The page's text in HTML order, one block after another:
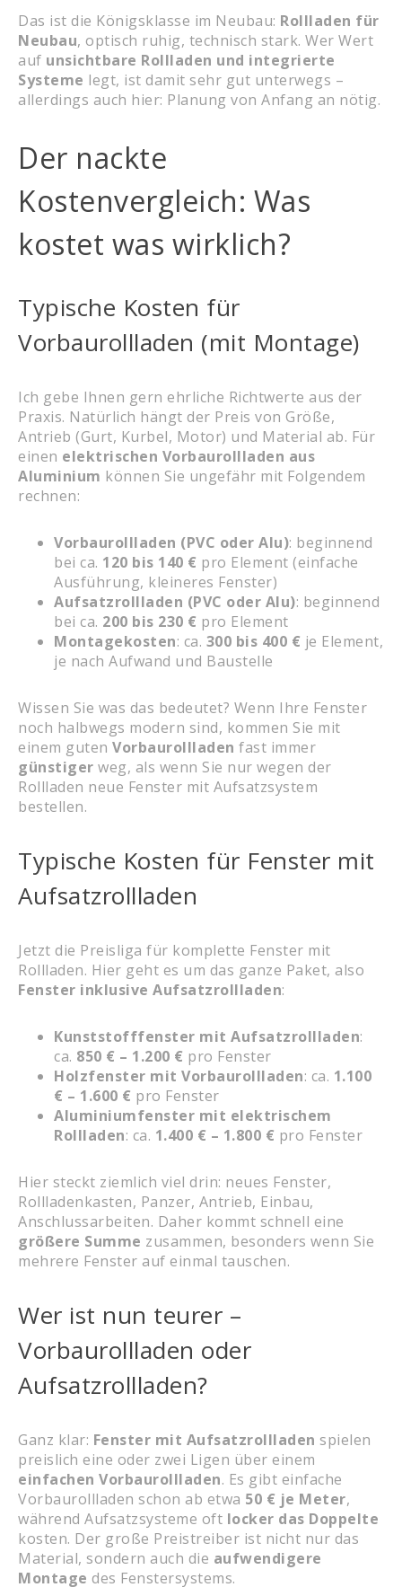
Das ist die Königsklasse im Neubau: Rollladen für
Neubau, optisch ruhig, technisch stark. Wer Wert
auf unsichtbare Rollladen und integrierte
Systeme legt, ist damit sehr gut unterwegs –
allerdings auch hier: Planung von Anfang an nötig.
Der nackte
Kostenvergleich: Was
kostet was wirklich?
Typische Kosten für
Vorbaurollladen (mit Montage)
Ich gebe Ihnen gern ehrliche Richtwerte aus der
Praxis. Natürlich hängt der Preis von Größe,
Antrieb (Gurt, Kurbel, Motor) und Material ab. Für
einen elektrischen Vorbaurollladen aus
Aluminium können Sie ungefähr mit Folgendem
rechnen:
Vorbaurollladen (PVC oder Alu): beginnend
bei ca. 120 bis 140 € pro Element (einfache
Ausführung, kleineres Fenster)
Aufsatzrollladen (PVC oder Alu): beginnend
bei ca. 200 bis 230 € pro Element
Montagekosten: ca. 300 bis 400 € je Element,
je nach Aufwand und Baustelle
Wissen Sie was das bedeutet? Wenn Ihre Fenster
noch halbwegs modern sind, kommen Sie mit
einem guten Vorbaurollladen fast immer
günstiger weg, als wenn Sie nur wegen der
Rollladen neue Fenster mit Aufsatzsystem
bestellen.
Typische Kosten für Fenster mit
Aufsatzrollladen
Jetzt die Preisliga für komplette Fenster mit
Rollladen. Hier geht es um das ganze Paket, also
Fenster inklusive Aufsatzrollladen:
Kunststofffenster mit Aufsatzrollladen:
ca. 850 € – 1.200 € pro Fenster
Holzfenster mit Vorbaurollladen: ca. 1.100
€ – 1.600 € pro Fenster
Aluminiumfenster mit elektrischem
Rollladen: ca. 1.400 € – 1.800 € pro Fenster
Hier steckt ziemlich viel drin: neues Fenster,
Rollladenkasten, Panzer, Antrieb, Einbau,
Anschlussarbeiten. Daher kommt schnell eine
größere Summe zusammen, besonders wenn Sie
mehrere Fenster auf einmal tauschen.
Wer ist nun teurer –
Vorbaurollladen oder
Aufsatzrollladen?
Ganz klar: Fenster mit Aufsatzrollladen spielen
preislich eine oder zwei Ligen über einem
einfachen Vorbaurollladen. Es gibt einfache
Vorbaurollladen schon ab etwa 50 € je Meter,
während Aufsatzsysteme oft locker das Doppelte
kosten. Der große Preistreiber ist nicht nur das
Material, sondern auch die aufwendigere
Montage des Fenstersystems.